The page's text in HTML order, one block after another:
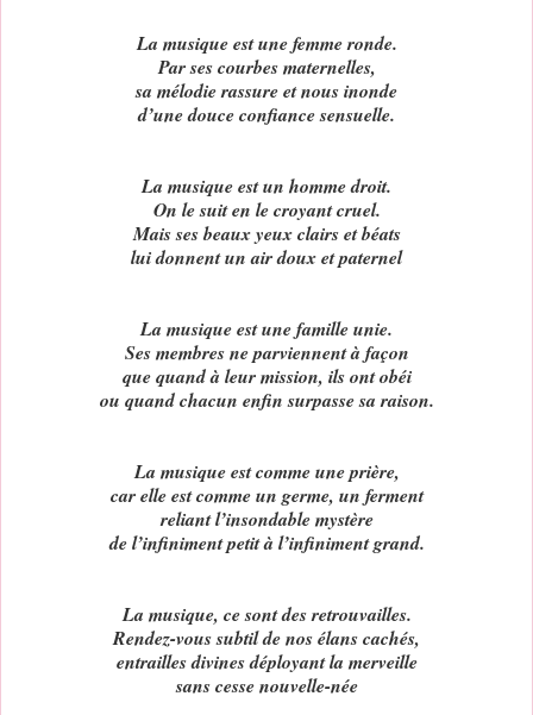
La musique est une femme ronde.
Par ses courbes maternelles,
sa mélodie rassure et nous inonde
d’une douce confiance sensuelle.
La musique est un homme droit.
On le suit en le croyant cruel.
Mais ses beaux yeux clairs et béats
lui donnent un air doux et paternel
La musique est une famille unie.
Ses membres ne parviennent à façon
que quand à leur mission, ils ont obéi
ou quand chacun enfin surpasse sa raison.
La musique est comme une prière,
car elle est comme un germe, un ferment
reliant l’insondable mystère
de l’infiniment petit à l’infiniment grand.
La musique, ce sont des retrouvailles.
Rendez-vous subtil de nos élans cachés,
entrailles divines déployant la merveille
sans cesse nouvelle-née